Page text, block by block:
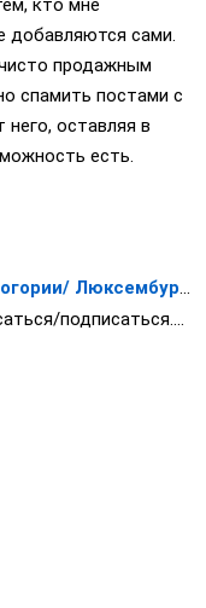
добавляются сами.
продажным
спамить постами с
оставляя в
есть.
подписаться....